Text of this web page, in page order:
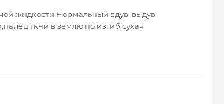
жидкости!Нормальный вдув-выдув
ткни в землю по изгиб,сухая